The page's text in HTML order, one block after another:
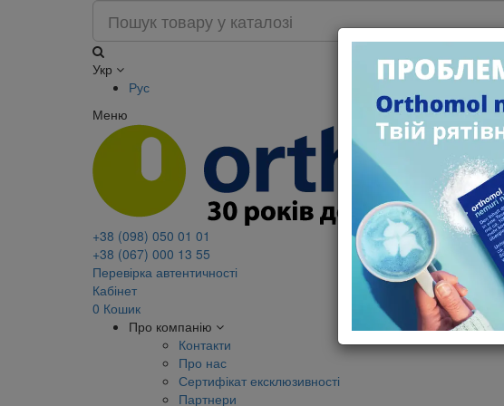
Укр
Рус
Меню
+38 (098) 050 01 01
+38 (067) 000 13 55
Перевірка автентичності
Кабінет
0 Кошик
Про компанію
Контакти
Про нас
Сертифікат ексклюзивності
Партнери